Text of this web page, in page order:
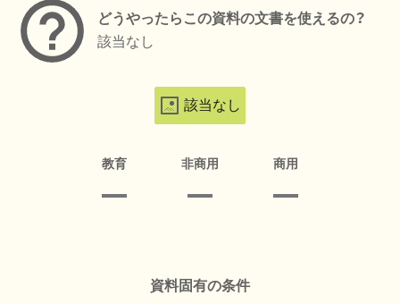
どうやったらこの資料の文書を使えるの？
該当なし
該当なし
教育 非商用 商用
資料固有の条件